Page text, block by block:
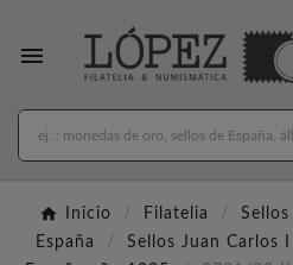

Inicio Filatelia
España
Sellos Juan Carlos